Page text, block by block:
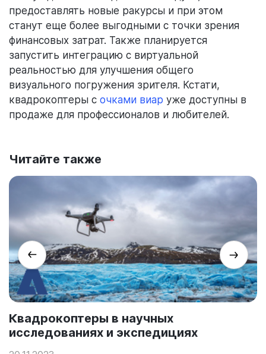
предоставлять новые ракурсы и при этом
станут еще более выгодными с точки зрения
финансовых затрат. Также планируется
запустить интеграцию с виртуальной
реальностью для улучшения общего
визуального погружения зрителя. Кстати,
квадрокоптеры с очками виар уже доступны в
продаже для профессионалов и любителей.
Читайте также
Квадрокоптеры в научных
исследованиях и экспедициях